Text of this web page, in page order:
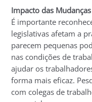
Impacto das
É importante
legislativas afetam a
parecem pequenas
nas condições de
ajudar os
forma mais eficaz.
com colegas de